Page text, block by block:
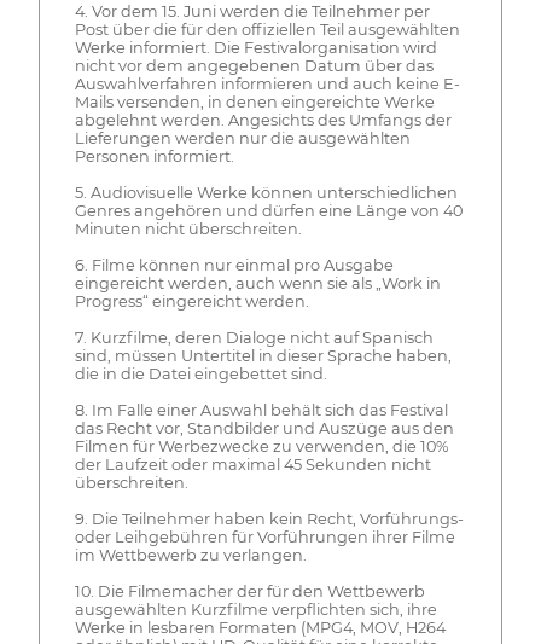
4. Vor dem 15. Juni werden die Teilnehmer per
Post über die für den offiziellen Teil ausgewählten
Werke informiert. Die Festivalorganisation wird
nicht vor dem angegebenen Datum über das
Auswahlverfahren informieren und auch keine E-
Mails versenden, in denen eingereichte Werke
abgelehnt werden. Angesichts des Umfangs der
Lieferungen werden nur die ausgewählten
Personen informiert.
5. Audiovisuelle Werke können unterschiedlichen
Genres angehören und dürfen eine Länge von 40
Minuten nicht überschreiten.
6. Filme können nur einmal pro Ausgabe
eingereicht werden, auch wenn sie als „Work in
Progress“ eingereicht werden.
7. Kurzfilme, deren Dialoge nicht auf Spanisch
sind, müssen Untertitel in dieser Sprache haben,
die in die Datei eingebettet sind.
8. Im Falle einer Auswahl behält sich das Festival
das Recht vor, Standbilder und Auszüge aus den
Filmen für Werbezwecke zu verwenden, die 10%
der Laufzeit oder maximal 45 Sekunden nicht
überschreiten.
9. Die Teilnehmer haben kein Recht, Vorführungs-
oder Leihgebühren für Vorführungen ihrer Filme
im Wettbewerb zu verlangen.
10. Die Filmemacher der für den Wettbewerb
ausgewählten Kurzfilme verpflichten sich, ihre
Werke in lesbaren Formaten (MPG4, MOV, H264